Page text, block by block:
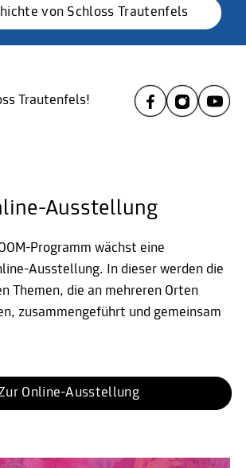
von Schloss Trautenfels
Trautenfels!
Ausstellung
Programm wächst eine
Ausstellung. In dieser werden die
Themen, die an mehreren Orten
zusammengeführt und gemeinsam
Online-Ausstellung